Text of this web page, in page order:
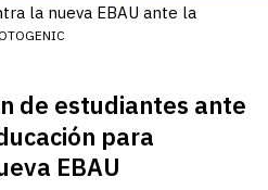
la nueva EBAU ante la
de estudiantes ante
para
EBAU